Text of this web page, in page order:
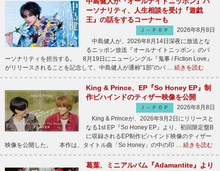
ーソナリティ、人生相談を受け『遊戯
王』の話をするコーナーも
Ｊ－ＰＯＰ
2026年8月8日
中島健人が、2026年8月14日深夜に放送とな
るニッポン放送『オールナイトニッポン』のパ
ーソナリティを担当する。 8月19日にニューシングル『鬼事 / Fiction Love』
がリリースされることを記念して、中島健人が通称“1部”のパ … 続きを読む
King & Prince、EP『So Honey EP』制
作ビハインドのティザー映像を公開
Ｊ－ＰＯＰ
2026年8月8日
King & Princeが、2026年9月2日にリリースと
なる1st EP『So Honey EP』より、初回限定盤B
に収録されるEP制作ビハインド映像のティザー
映像を公開した。 本作は、タイトル曲「So Honey」の中の印 … 続きを読む
葛葉、ミニアルバム『Adamantite』より